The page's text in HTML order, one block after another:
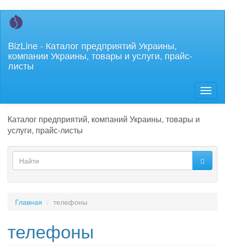
Перейти
содержанию
BizLine - Каталог предприятий Украины,
компании Украины, товары и услуги, прайс-
листы
Каталог предприятий, компаний Украины, товары и
услуги, прайс-листы
Форма
поиска
Главная телефоны
телефоны